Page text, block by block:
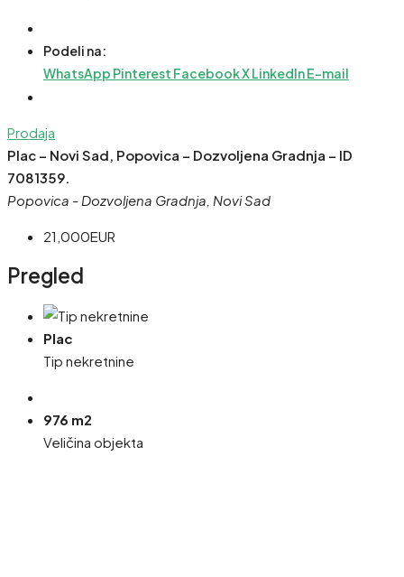
Podeli na:
WhatsApp Pinterest FacebookXLinkedInE-mail
Prodaja
Plac – Novi Sad, Popovica – Dozvoljena Gradnja – ID
7081359.
Popovica - Dozvoljena Gradnja, Novi Sad
21,000EUR
Pregled
Plac
Tip nekretnine
976 m2
Veličina objekta